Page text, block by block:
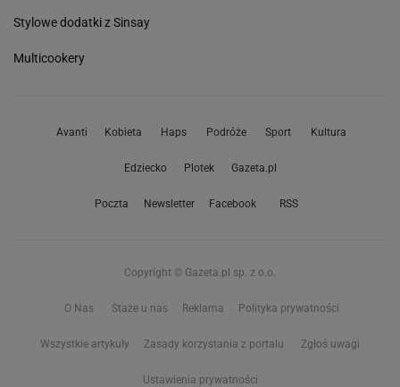
Stylowe dodatki z Sinsay
Multicookery
Avanti Kobieta Haps Podróże Sport Kultura
Edziecko Plotek Gazeta.pl
Poczta Newsletter Facebook RSS
Copyright © Gazeta.pl sp. z o.o.
O Nas Staże u nas Reklama Polityka prywatności
Wszystkie artykuły Zasady korzystania z portalu Zgłoś uwagi
Ustawienia prywatności